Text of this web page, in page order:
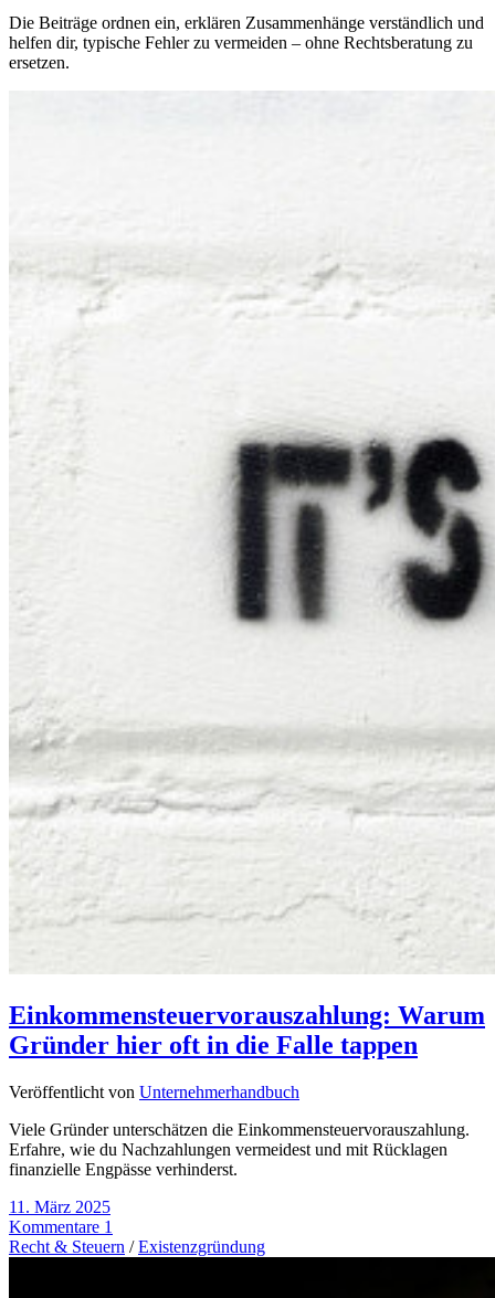
Die Beiträge ordnen ein, erklären Zusammenhänge verständlich und
helfen dir, typische Fehler zu vermeiden – ohne Rechtsberatung zu
ersetzen.
Einkommensteuervorauszahlung: Warum
Gründer hier oft in die Falle tappen
Veröffentlicht von Unternehmerhandbuch
Viele Gründer unterschätzen die Einkommensteuervorauszahlung.
Erfahre, wie du Nachzahlungen vermeidest und mit Rücklagen
finanzielle Engpässe verhinderst.
11. März 2025
Kommentare 1
Recht & Steuern /Existenzgründung